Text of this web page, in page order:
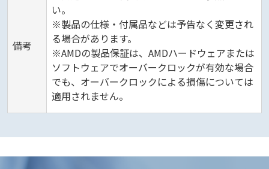
備考
い。
※製品の仕様・付属品などは予告なく変更され
る場合があります。
※AMDの製品保証は、AMDハードウェアまたは
ソフトウェアでオーバークロックが有効な場合
でも、オーバークロックによる損傷については
適用されません。